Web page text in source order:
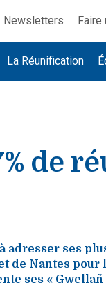
Newsletters Faire
La Réunification
de
adresser ses
de Nantes
ses «